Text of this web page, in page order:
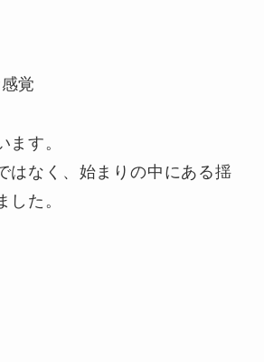
覚
ます。
はなく、始まりの中にある揺
した。